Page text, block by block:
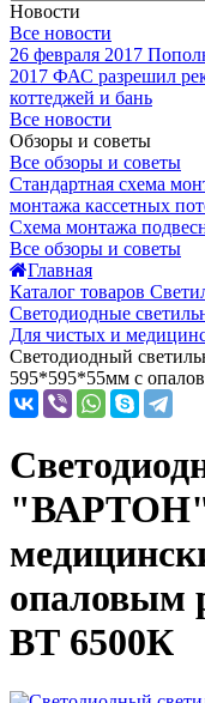
Новости
Все новости
26 февраля 2017
2017 ФАС разрешил
коттеджей и бань
Все новости
Обзоры и советы
Все обзоры и советы
Стандартная схема
монтажа кассетных
Схема монтажа
Все обзоры и советы
Главная
Каталог товаров
Светодиодные
Для чистых и
Светодиодный
595*595*55мм с
"ВАРТОН"
опаловым
ВТ 6500К